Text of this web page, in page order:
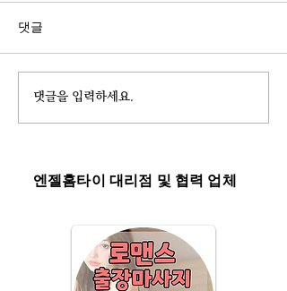
댓글
댓글을 입력하세요.
엔젤홈타이 대리점 및 협력 업체